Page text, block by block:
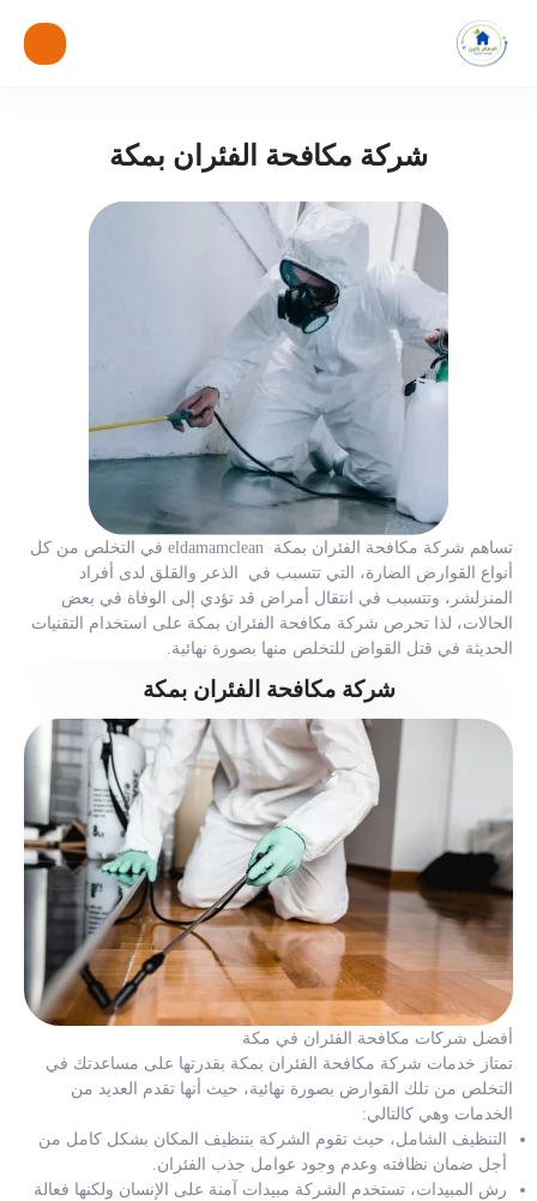
شركة مكافحة الفئران بمكة
تساهم شركة مكافحة الفئران بمكة eldamamclean في التخلص من كل
أنواع القوارض الضارة، التي تتسبب في الذعر والقلق لدى أفراد
المنزلشر، وتتسبب في انتقال أمراض قد تؤدي إلى الوفاة في بعض
الحالات، لذا تحرص شركة مكافحة الفئران بمكة على استخدام التقنيات
الحديثة في قتل القواض للتخلص منها بصورة نهائية.
شركة مكافحة الفئران بمكة
أفضل شركات مكافحة الفئران في مكة
تمتاز خدمات شركة مكافحة الفئران بمكة بقدرتها على مساعدتك في
التخلص من تلك القوارض بصورة نهائية، حيث أنها تقدم العديد من
الخدمات وهي كالتالي:
التنظيف الشامل، حيث تقوم الشركة بتنظيف المكان بشكل كامل من
أجل ضمان نظافته وعدم وجود عوامل جذب الفئران.
رش المبيدات، تستخدم الشركة مبيدات آمنة على الإنسان ولكنها فعالة